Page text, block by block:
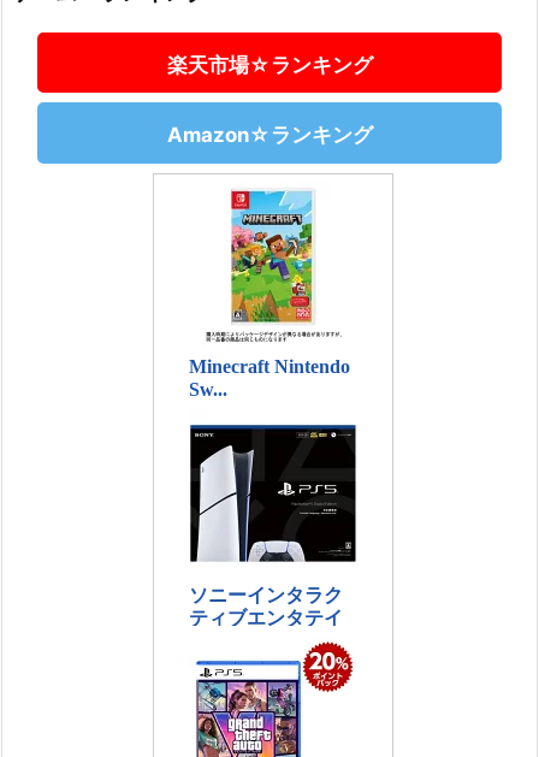
楽天市場☆ランキング
Amazon☆ランキング